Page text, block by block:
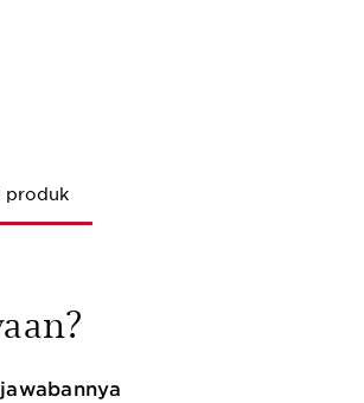
produk